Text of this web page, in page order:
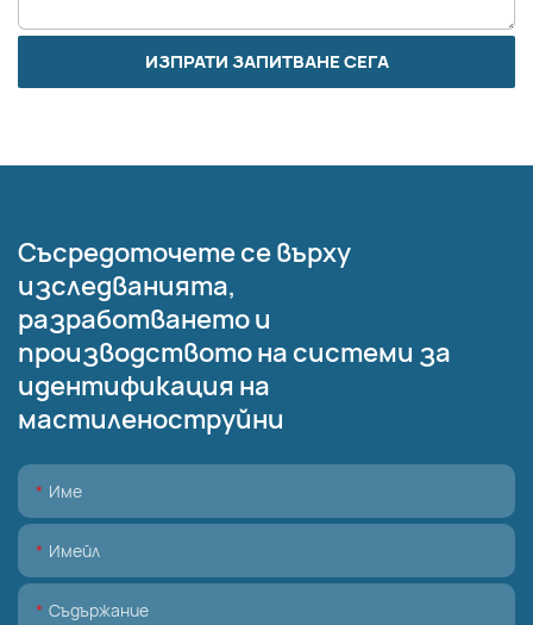
ИЗПРАТИ ЗАПИТВАНЕ СЕГА
Съсредоточете се върху
изследванията,
разработването и
производството на системи за
идентификация на
мастиленоструйни
Име
Имейл
Съдържание